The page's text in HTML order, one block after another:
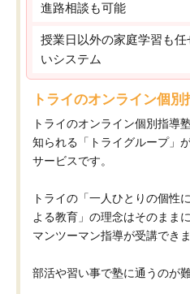
進路相談も可能
授業日以外の家庭学習も
いシステム
トライのオンライン個
トライのオンライン個別指導
知られる「トライグループ」
サービスです。
トライの「一人ひとりの個性
よる教育」の理念はそのまま
マンツーマン指導が受講できま
部活や習い事で塾に通うのが難